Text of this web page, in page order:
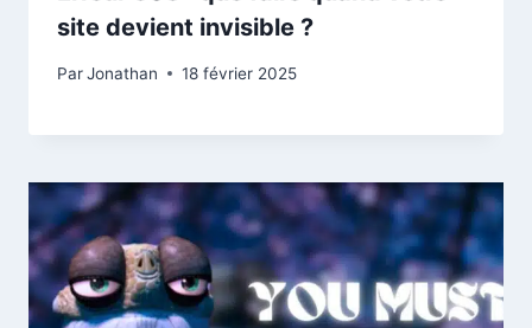
site devient invisible ?
ParJonathan 18 février 2025